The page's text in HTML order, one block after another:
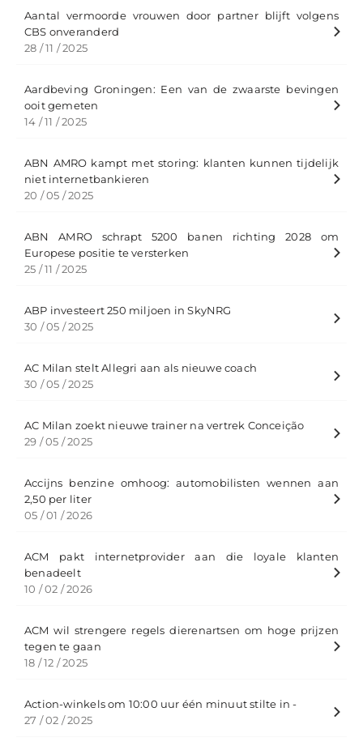
Aantal vermoorde vrouwen door partner blijft volgens
CBS onveranderd
28 / 11 / 2025
Aardbeving Groningen: Een van de zwaarste bevingen
ooit gemeten
14 / 11 / 2025
ABN AMRO kampt met storing: klanten kunnen tijdelijk
niet internetbankieren
20 / 05 / 2025
ABN AMRO schrapt 5200 banen richting 2028 om
Europese positie te versterken
25 / 11 / 2025
ABP investeert 250 miljoen in SkyNRG
30 / 05 / 2025
AC Milan stelt Allegri aan als nieuwe coach
30 / 05 / 2025
AC Milan zoekt nieuwe trainer na vertrek Conceição
29 / 05 / 2025
Accijns benzine omhoog: automobilisten wennen aan
2,50 per liter
05 / 01 / 2026
ACM pakt internetprovider aan die loyale klanten
benadeelt
10 / 02 / 2026
ACM wil strengere regels dierenartsen om hoge prijzen
tegen te gaan
18 / 12 / 2025
Action-winkels om 10:00 uur één minuut stilte in -
27 / 02 / 2025